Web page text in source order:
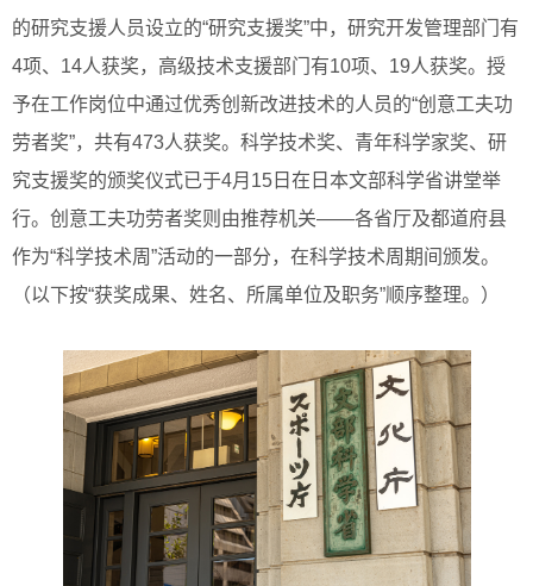
的研究支援人员设立的“研究支援奖”中，研究开发管理部门有
4项、14人获奖，高级技术支援部门有10项、19人获奖。授
予在工作岗位中通过优秀创新改进技术的人员的“创意工夫功
劳者奖”，共有473人获奖。科学技术奖、青年科学家奖、研
究支援奖的颁奖仪式已于4月15日在日本文部科学省讲堂举
行。创意工夫功劳者奖则由推荐机关——各省厅及都道府县
作为“科学技术周”活动的一部分，在科学技术周期间颁发。
（以下按“获奖成果、姓名、所属单位及职务”顺序整理。）